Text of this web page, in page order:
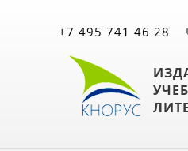
+7 495 741 46 28